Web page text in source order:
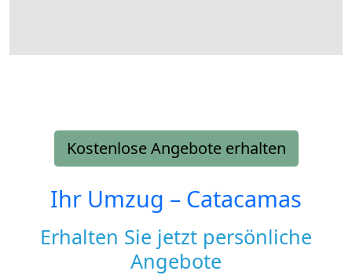
Kostenlose Angebote erhalten
Ihr Umzug – Catacamas
Erhalten Sie jetzt persönliche
Angebote